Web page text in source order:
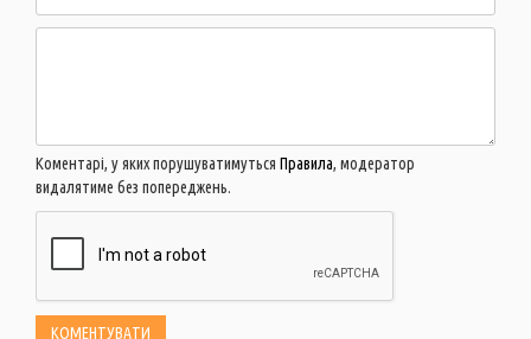
Коментарі, у яких порушуватимуться Правила, модератор
видалятиме без попереджень.